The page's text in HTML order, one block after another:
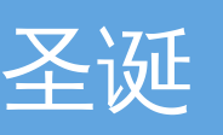
圣诞